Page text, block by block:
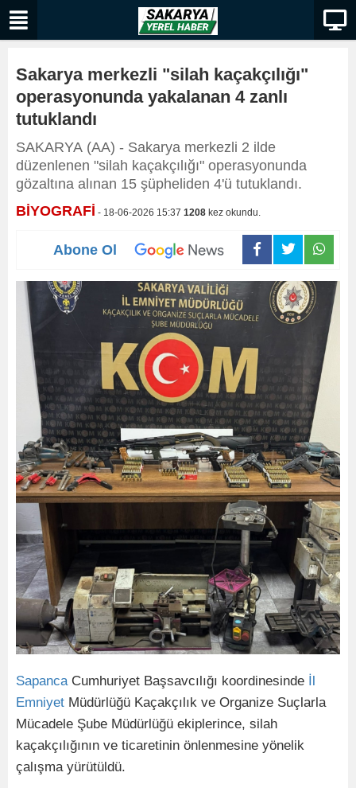
Sakarya merkezli "silah kaçakçılığı"
operasyonunda yakalanan 4 zanlı
tutuklandı
SAKARYA (AA) - Sakarya merkezli 2 ilde
düzenlenen "silah kaçakçılığı" operasyonunda
gözaltına alınan 15 şüpheliden 4'ü tutuklandı.
BİYOGRAFİ - 18-06-2026 15:37 1208 kez okundu.
Abone Ol
SapancaCumhuriyet Başsavcılığı koordinesinde İl
Emniyet Müdürlüğü Kaçakçılık ve Organize Suçlarla
Mücadele Şube Müdürlüğü ekiplerince, silah
kaçakçılığının ve ticaretinin önlenmesine yönelik
çalışma yürütüldü.